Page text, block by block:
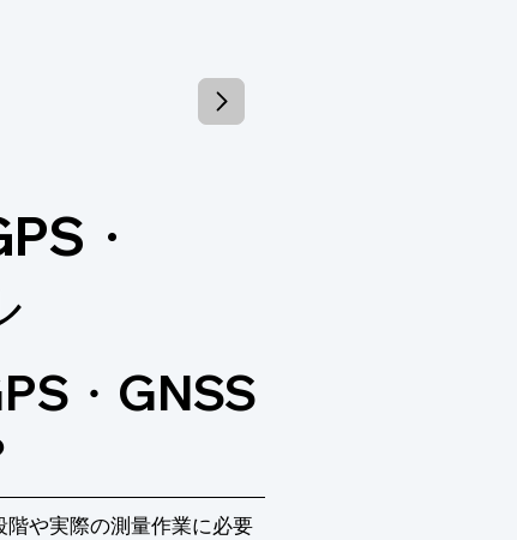
校正・修理業務
気軽にお問い合わせください。
・
・GNSS
や実際の測量作業に必要